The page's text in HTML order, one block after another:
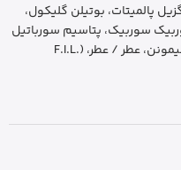
پالمیتات، بوتیلن گلیکول،
سوربیک، پتاسیم سورباتیل
پارازوفن، sin, CI 42090 / آبی 1، لینالول، لیمونن، عطر / عطر، (F.I.L.